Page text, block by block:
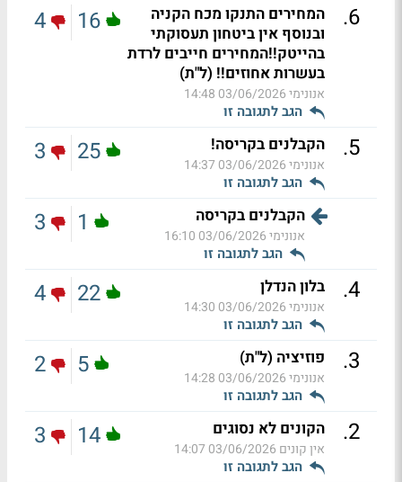
6
.
המחירים התנקו מכח הקניה
ובנוסף אין ביטחון תעסוקתי
בהייטק!!המחירים חייבים לרדת
בעשרות אחוזים!! (ל"ת)
אנונימי03/06/2026 14:48
הגב לתגובה זו
16
4
5
. הקבלנים בקריסה!
אנונימי03/06/2026 14:37
הגב לתגובה זו
25
3
הקבלנים בקריסה
אנונימי03/06/2026 16:10
הגב לתגובה זו
1
3
4
. בלון הנדלן
אנונימי03/06/2026 14:30
הגב לתגובה זו
22
4
3
. פוזיציה (ל"ת)
אנונימי03/06/2026 14:28
הגב לתגובה זו
5
2
2
. הקונים לא נסוגים
אין קונים 03/06/2026 14:07
הגב לתגובה זו
14
3